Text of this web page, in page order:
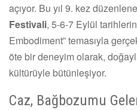
açıyor. Bu yıl 9. kez
Festivali, 5-6-7 Eylül
Embodiment” temasıyla
öte bir deneyim olarak,
kültürüyle bütünleşiyor.
Caz, Bağbozumu